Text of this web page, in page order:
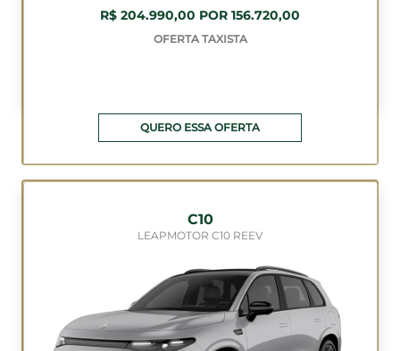
R$ 204.990,00 POR 156.720,00
OFERTA TAXISTA
QUERO ESSA OFERTA
C10
LEAPMOTOR C10 REEV